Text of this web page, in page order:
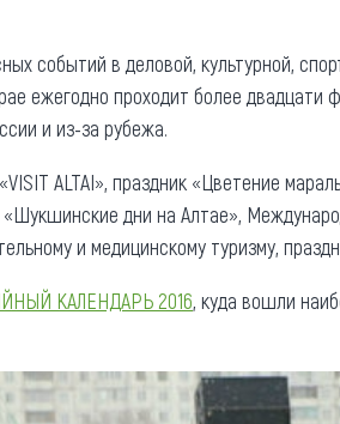
(сувениры)
событий в деловой, культурной,
ежегодно проходит более
и из-за рубежа.
ALTAI», праздник «Цветение
дни на Алтае»,
и медицинскому туризму,
КАЛЕНДАРЬ 2016, куда вошли